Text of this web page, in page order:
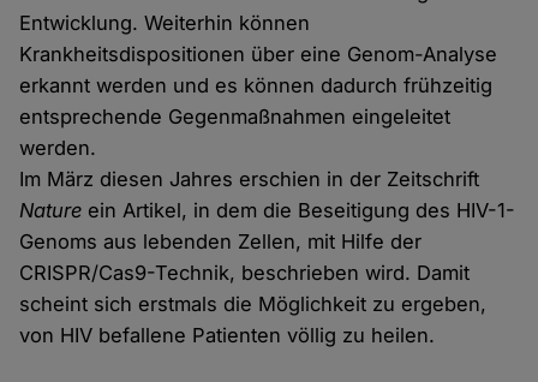
Entwicklung. Weiterhin können
Krankheitsdispositionen über eine Genom-Analyse
erkannt werden und es können dadurch frühzeitig
entsprechende Gegenmaßnahmen eingeleitet
werden.
Im März diesen Jahres erschien in der Zeitschrift
Nature ein Artikel, in dem die Beseitigung des HIV-1-
Genoms aus lebenden Zellen, mit Hilfe der
CRISPR/Cas9-Technik, beschrieben wird. Damit
scheint sich erstmals die Möglichkeit zu ergeben,
von HIV befallene Patienten völlig zu heilen.